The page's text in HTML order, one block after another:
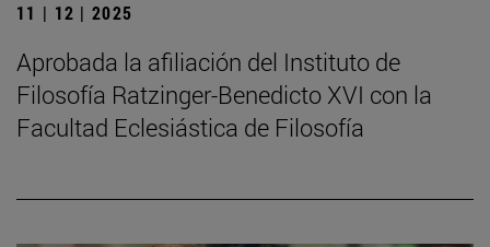
11 | 12 | 2025
Aprobada la afiliación del Instituto de
Filosofía Ratzinger-Benedicto XVI con la
Facultad Eclesiástica de Filosofía